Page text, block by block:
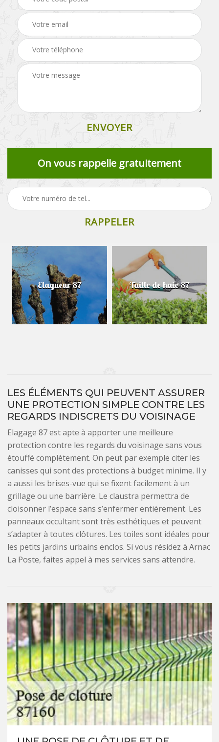
On vous rappelle gratuitement
Elagueur 87 Taille de haie 87
LES ÉLÉMENTS QUI PEUVENT ASSURER
UNE PROTECTION SIMPLE CONTRE LES
REGARDS INDISCRETS DU VOISINAGE
Elagage 87 est apte à apporter une meilleure
protection contre les regards du voisinage sans vous
étouffé complètement. On peut par exemple citer les
canisses qui sont des protections à budget minime. Il y
a aussi les brises-vue qui se fixent facilement à un
grillage ou une barrière. Le claustra permettra de
cloisonner l’espace sans s’enfermer entièrement. Les
panneaux occultant sont très esthétiques et peuvent
s’adapter à toutes clôtures. Les toiles sont idéales pour
les petits jardins urbains enclos. Si vous résidez à Arnac
La Poste, faites appel à mes services sans attendre.